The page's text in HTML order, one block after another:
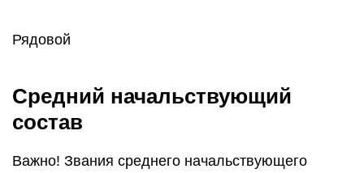
Рядовой
Средний начальствующий
состав
Важно! Звания среднего начальствующего